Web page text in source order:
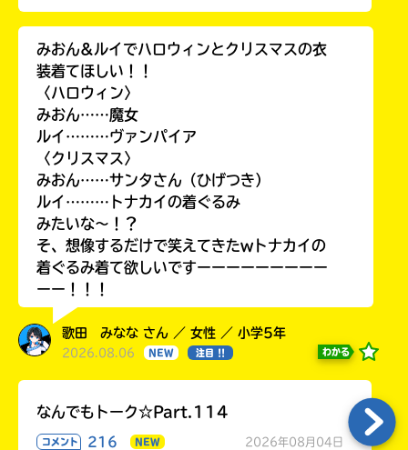
みおん&ルイでハロウィンとクリスマスの衣
装着てほしい！！
〈ハロウィン〉
みおん……魔女
ルイ………ヴァンパイア
〈クリスマス〉
みおん……サンタさん（ひげつき）
ルイ………トナカイの着ぐるみ
みたいな〜！？
そ、想像するだけで笑えてきたwトナカイの
着ぐるみ着て欲しいですーーーーーーーーー
ーー！！！
歌田 みなな さん ／ 女性 ／ 小学5年
2026.08.06 NEW 注目 !! わかる
なんでもトーク☆Part.114
コメント 216 NEW 2026年08月04日